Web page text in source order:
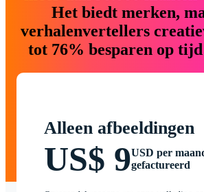
Het biedt merken,
verhalenvertellers
tot 76% besparen op
Alleen afbeeldingen
US$ 9USD per
gefactureerd